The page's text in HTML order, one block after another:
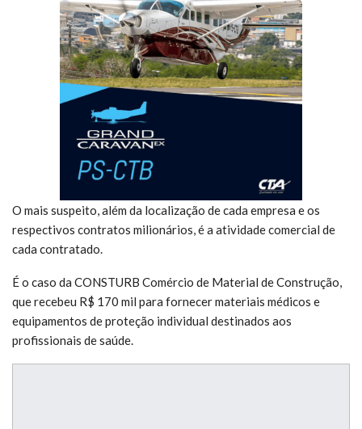
O mais suspeito, além da localização de cada empresa e os
respectivos contratos milionários, é a atividade comercial de
cada contratado.
É o caso da CONSTURB Comércio de Material de Construção,
que recebeu R$ 170 mil para fornecer materiais médicos e
equipamentos de proteção individual destinados aos
profissionais de saúde.